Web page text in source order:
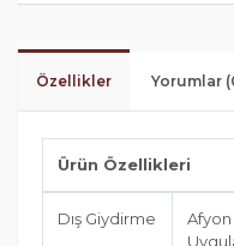
Özellikler Yorumlar
Ürün Özellikleri
Dış Giydirme